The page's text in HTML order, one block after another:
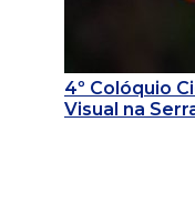
4º Colóquio
Visual na